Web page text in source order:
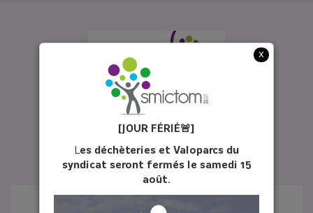
x
[JOUR FÉ RIÉ🚨]
Les déchèteries et Valoparcs du
syndicat seront fermés le samedi 15
août.